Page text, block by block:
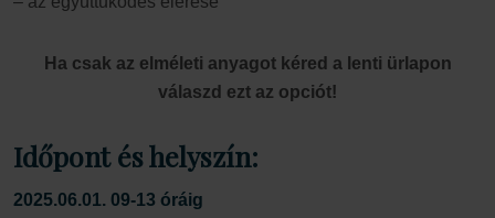
Ha csak az elméleti anyagot kéred a lenti ürlapon
válaszd ezt az opciót!
Időpont és helyszín:
2025.06.01. 09-13 óráig